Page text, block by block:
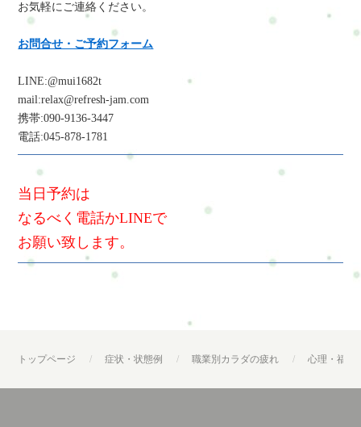
お気軽にご連絡ください。
お問合せ・ご予約フォーム
LINE:@mui1682t
mail:relax@refresh-jam.com
携帯:090-9136-3447
電話:045-878-1781
当日予約は
なるべく電話かLINEで
お願い致します。
トップページ 症状・状態例 職業別カラダの疲れ 心理・福祉